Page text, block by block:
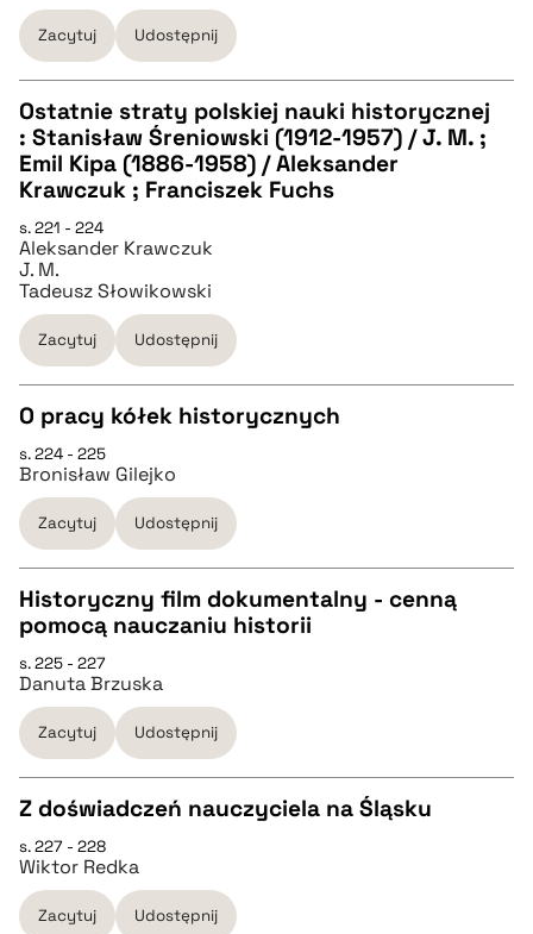
pobierz cytat
BIBTEX
pobierz cytat
Zacytuj Udostępnij
CZYSTY TEKST
pobierz cytat
BIBTEX
pobierz cytat
Ostatnie straty polskiej nauki historycznej
: Stanisław Śreniowski (1912-1957) / J. M. ;
Emil Kipa (1886-1958) / Aleksander
Krawczuk ; Franciszek Fuchs
s. 221 - 224
Aleksander Krawczuk
J. M.
Tadeusz Słowikowski
Zacytuj Udostępnij
CZYSTY TEKST
pobierz cytat
BIBTEX
pobierz cytat
O pracy kółek historycznych
s. 224 - 225
Bronisław Gilejko
Zacytuj Udostępnij
CZYSTY TEKST
pobierz cytat
BIBTEX
pobierz cytat
Historyczny film dokumentalny - cenną
pomocą nauczaniu historii
s. 225 - 227
Danuta Brzuska
Zacytuj Udostępnij
CZYSTY TEKST
pobierz cytat
Z doświadczeń nauczyciela na Śląsku
s. 227 - 228
Wiktor Redka
Zacytuj Udostępnij